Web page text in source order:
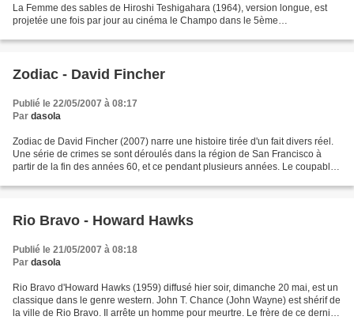
La Femme des sables de Hiroshi Teshigahara (1964), version longue, est
projetée une fois par jour au cinéma le Champo dans le 5ème
Zodiac - David Fincher
Publié le 22/05/2007 à 08:17
Par dasola
Zodiac de David Fincher (2007) narre une histoire tirée d'un fait divers réel.
Une série de crimes se sont déroulés dans la région de San Francisco à
partir de la fin des années 60, et ce pendant plusieurs années. Le coupable
Rio Bravo - Howard Hawks
Publié le 21/05/2007 à 08:18
Par dasola
Rio Bravo d'Howard Hawks (1959) diffusé hier soir, dimanche 20 mai, est un
classique dans le genre western. John T. Chance (John Wayne) est shérif de
la ville de Rio Bravo. Il arrête un homme pour meurtre. Le frère de ce dernier